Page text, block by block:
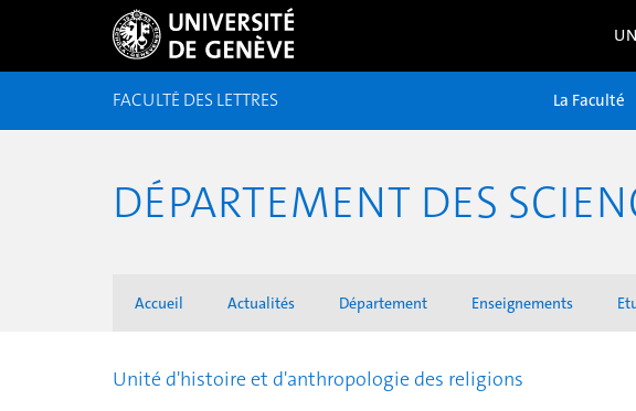
FACULTÉ DES LETTRES La Faculté
DÉPARTEMENT DES
Accueil Actualités Département Enseignements
Unité d'histoire et d'anthropologie des religions